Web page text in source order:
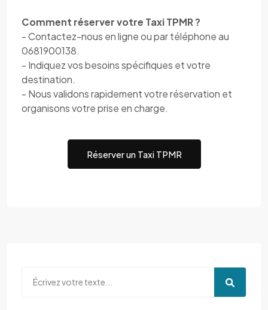
Comment réserver votre Taxi TPMR ?
- Contactez-nous en ligne ou par téléphone au
0681900138.
- Indiquez vos besoins spécifiques et votre
destination.
- Nous validons rapidement votre réservation et
organisons votre prise en charge.
Réserver un Taxi TPMR